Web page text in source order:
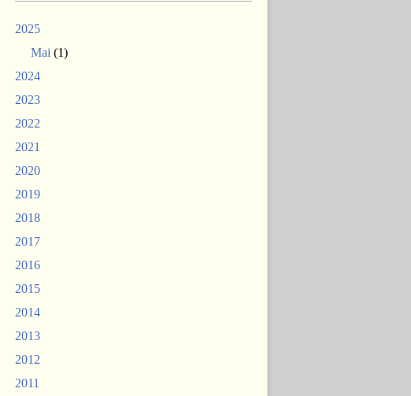
2025
Mai (1)
2024
2023
2022
2021
2020
2019
2018
2017
2016
2015
2014
2013
2012
2011